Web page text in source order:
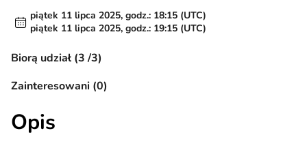
piątek 11 lipca 2025, godz.: 18:15 (UTC)
piątek 11 lipca 2025, godz.: 19:15 (UTC)
Biorą udział (3 /3)
Zainteresowani (0)
Opis